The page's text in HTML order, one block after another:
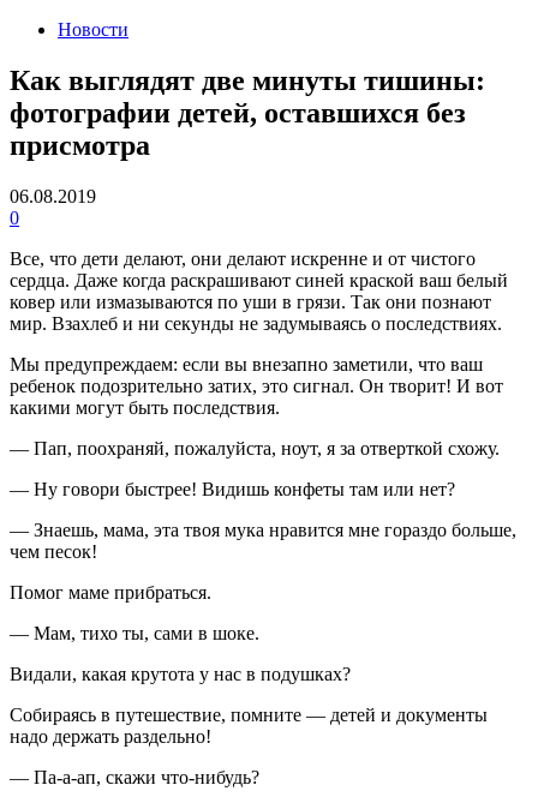
Новости
Как выглядят две минуты тишины:
фотографии детей, оставшихся без
присмотра
06.08.2019
0
Все, что дети делают, они делают искренне и от чистого
сердца. Даже когда раскрашивают синей краской ваш белый
ковер или измазываются по уши в грязи. Так они познают
мир. Взахлеб и ни секунды не задумываясь о последствиях.
Мы предупреждаем: если вы внезапно заметили, что ваш
ребенок подозрительно затих, это сигнал. Он творит! И вот
какими могут быть последствия.
— Пап, поохраняй, пожалуйста, ноут, я за отверткой схожу.
— Ну говори быстрее! Видишь конфеты там или нет?
— Знаешь, мама, эта твоя мука нравится мне гораздо больше,
чем песок!
Помог маме прибраться.
— Мам, тихо ты, сами в шоке.
Видали, какая крутота у нас в подушках?
Собираясь в путешествие, помните — детей и документы
надо держать раздельно!
— Па-а-ап, скажи что-нибудь?